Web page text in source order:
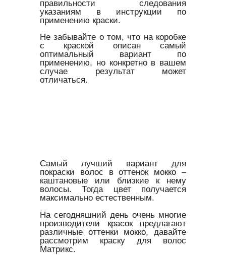
правильности следования
указаниям в инструкции по
применению краски.
Не забывайте о том, что на коробке
с краской описан самый
оптимальный вариант по
применению, но конкретно в вашем
случае результат может
отличаться.
Самый лучший вариант для
покраски волос в оттенок мокко –
каштановые или близкие к нему
волосы. Тогда цвет получается
максимально естественным.
На сегодняшний день очень многие
производители красок предлагают
различные оттенки мокко, давайте
рассмотрим краску для волос
Матрикс.